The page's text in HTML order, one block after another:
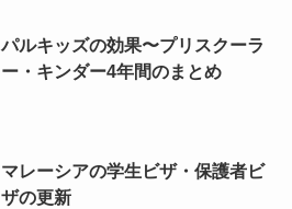
パルキッズの効果〜プリスクーラ
ー・キンダー4年間のまとめ
マレーシアの学生ビザ・保護者ビ
ザの更新